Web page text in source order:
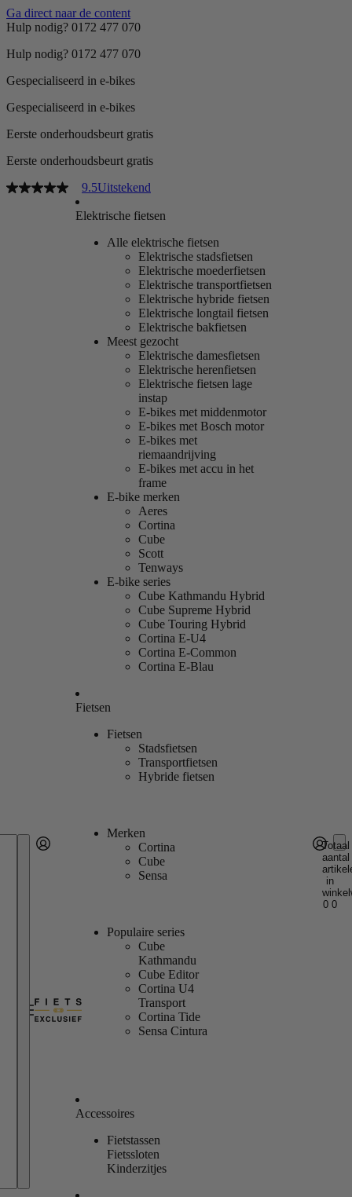
Ga direct naar de content
Hulp nodig? 0172 477 070
Hulp nodig? 0172 477 070
Gespecialiseerd in e-bikes
Gespecialiseerd in e-bikes
Eerste onderhoudsbeurt gratis
Eerste onderhoudsbeurt gratis
9.5Uitstekend
Elektrische fietsen
Alle elektrische fietsen
Elektrische stadsfietsen
Elektrische moederfietsen
Elektrische transportfietsen
Elektrische hybride fietsen
Elektrische longtail fietsen
Elektrische bakfietsen
Meest gezocht
Elektrische damesfietsen
Elektrische herenfietsen
Elektrische fietsen lage
instap
E-bikes met middenmotor
E-bikes met Bosch motor
E-bikes met
riemaandrijving
E-bikes met accu in het
frame
E-bike merken
Aeres
Cortina
Cube
Scott
Tenways
E-bike series
Cube Kathmandu Hybrid
Cube Supreme Hybrid
Cube Touring Hybrid
Cortina E-U4
Cortina E-Common
Cortina E-Blau
Fietsen
Fietsen
Stadsfietsen
Transportfietsen
Hybride fietsen
Merken
Cortina
Cube
Sensa
Populaire series
Cube
Kathmandu
Cube Editor
Cortina U4
Transport
Cortina Tide
Sensa Cintura
Accessoires
Fietstassen
Fietssloten
Kinderzitjes
Andere inlogoptiesInloggen
Bestellingen
Profiel
Totaal
aantal
in
0 0